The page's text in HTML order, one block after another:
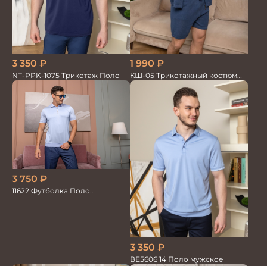
3 350 ₽
NT-PPK-1075 Трикотаж Поло
1 990 ₽
КШ-05 Трикотажный костюм
мужской жилет+шорты
3 750 ₽
11622 Футболка Поло
3 350 ₽
ВЕ5606 14 Поло мужское